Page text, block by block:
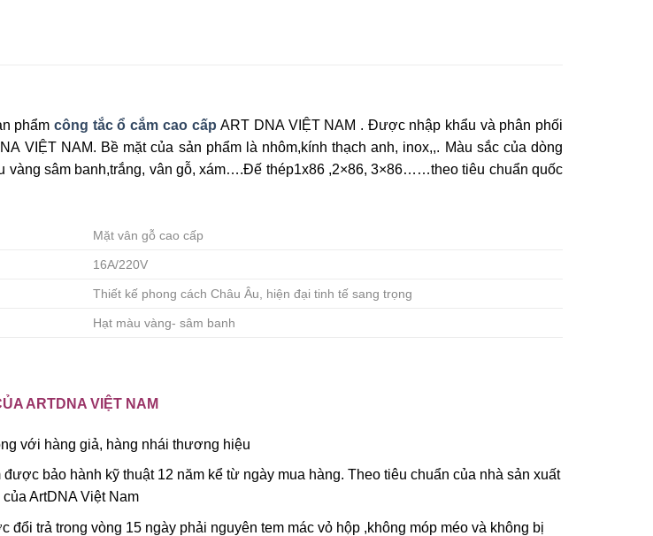
phẩmcông tắc ổ cắm cao cấp ART DNA VIỆT NAM . Được nhập khẩu và phân phối
VIỆT NAM. Bề mặt của sản phẩm là nhôm,kính thạch anh, inox,,. Màu sắc của dòng
vàng sâm banh,trắng, vân gỗ, xám….Đế thép1x86 ,2×86, 3×86……theo tiêu chuẩn quốc
Mặt vân gỗ cao cấp
16A/220V
Thiết kế phong cách Châu Âu, hiện đại tinh tế sang trọng
Hạt màu vàng- sâm banh
ARTDNA VIỆT NAM
với hàng giả, hàng nhái thương hiệu
được bảo hành kỹ thuật 12 năm kể từ ngày mua hàng. Theo tiêu chuẩn của nhà sản xuất
ArtDNA Việt Nam
đổi trả trong vòng 15 ngày phải nguyên tem mác vỏ hộp ,không móp méo và không bị